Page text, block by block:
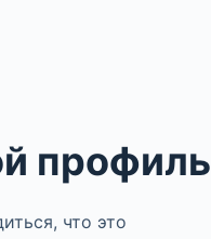
профиль
что это